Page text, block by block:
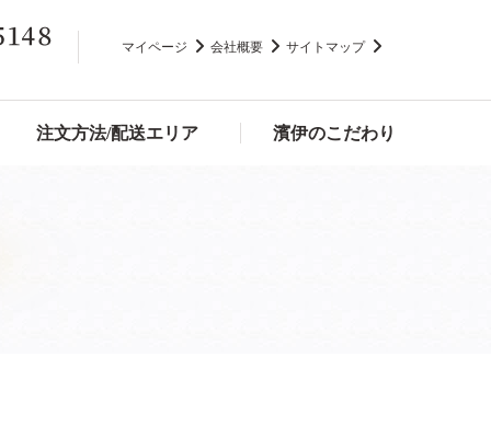
マイページ 会社概要 サイトマップ
注文方法/配送エリア 濱伊のこだわり